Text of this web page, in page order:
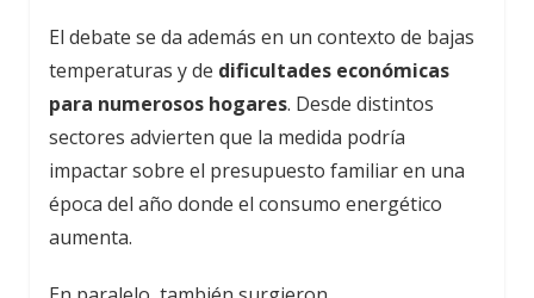
El debate se da además en un contexto de bajas
temperaturas y de dificultades económicas
para numerosos hogares. Desde distintos
sectores advierten que la medida podría
impactar sobre el presupuesto familiar en una
época del año donde el consumo energético
aumenta.